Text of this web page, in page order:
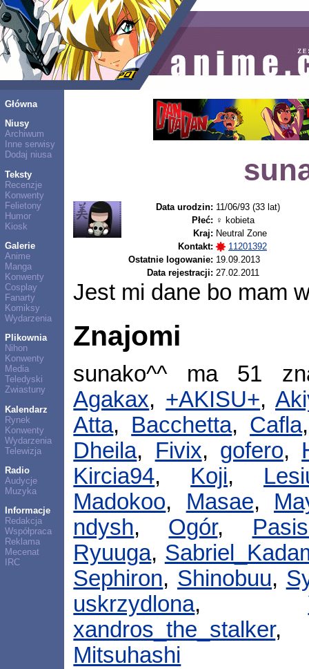
Główna
Niusy
Archiwum
Inne serwisy
Dodaj niusa
Teksty
Recenzje
Konwenty
Felietony
Humor
Kiosk
Galerie
Anime
Manga
Konwenty
Cosplay
Fanarty
Komiksy
Wydarzenia
Plikownia
Nihon
Konwenty
Media
Teledyski
Zwiastuny
Kalendarz
Rynek
Konwenty
Wydarzenia
Telewizja
Radio
Audycje
Muzyka
Informacje
Redakcja
Współpraca
Reklama
Mecenat
IRC
Data urodzin: 11/06/93 (33 lat)
Płeć: ♀ kobieta
Kraj: Neutral Zone
Kontakt:
11201392
Ostatnie logowanie: 19.09.2013
Data rejestracji: 27.02.2011
Jest mi dane bo mam
Znajomi
sunako^^ ma 51
Agakax, +AKISU+,
Atta, Bacchetta, Cafla
Dheila, Fivix, gofero,
Kircia94, Koji,
Madokoo, Masae,
ndysh, Ogór,
Ryuuga,
Sephiron, Shinobuu,
uskrzydlona,
xandros_the_stalker
Mitsuhashi